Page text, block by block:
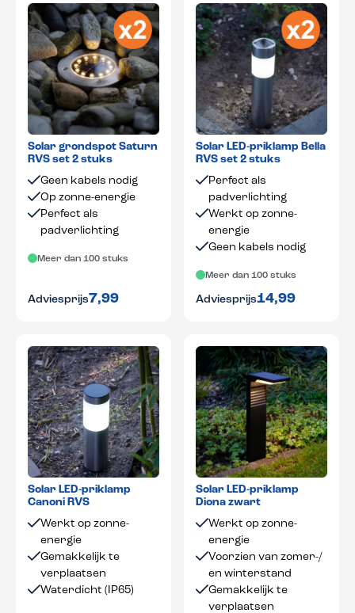
Solar grondspot Saturn
RVS set 2 stuks
Geen kabels nodig
Op zonne-energie
Perfect als
padverlichting
Meer dan 100 stuks
Adviesprijs7,99
Solar LED-priklamp Bella
RVS set 2 stuks
Perfect als
padverlichting
Werkt op zonne-
energie
Geen kabels nodig
Meer dan 100 stuks
Adviesprijs14,99
Solar LED-priklamp
Canoni RVS
Werkt op zonne-
energie
Gemakkelijk te
verplaatsen
Waterdicht (IP65)
Solar LED-priklamp
Diona zwart
Werkt op zonne-
energie
Voorzien van zomer-/
en winterstand
Gemakkelijk te
verplaatsen